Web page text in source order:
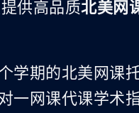
供高品质北美网
学期的北美网课
一网课代课学术